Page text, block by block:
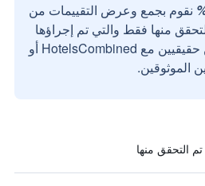
نقوم بجمع وعرض التقييمات من
منها فقط والتي تم إجراؤها
بواسطة مستخدمين حقيقيين مع HotelsCombined أو
الموثوقين.